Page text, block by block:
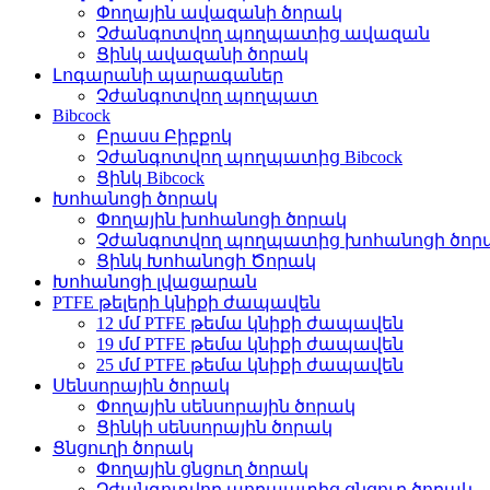
Փողային ավազանի ծորակ
Չժանգոտվող պողպատից ավազան
Ցինկ ավազանի ծորակ
Լոգարանի պարագաներ
Չժանգոտվող պողպատ
Bibcock
Բրասս Բիբքոկ
Չժանգոտվող պողպատից Bibcock
Ցինկ Bibcock
Խոհանոցի ծորակ
Փողային խոհանոցի ծորակ
Չժանգոտվող պողպատից խոհանոցի
Ցինկ Խոհանոցի Ծորակ
Խոհանոցի լվացարան
PTFE թելերի կնիքի ժապավեն
12 մմ PTFE թեմա կնիքի ժապավեն
19 մմ PTFE թեմա կնիքի ժապավեն
25 մմ PTFE թեմա կնիքի ժապավեն
Սենսորային ծորակ
Փողային սենսորային ծորակ
Ցինկի սենսորային ծորակ
Ցնցուղի ծորակ
Փողային ցնցուղ ծորակ